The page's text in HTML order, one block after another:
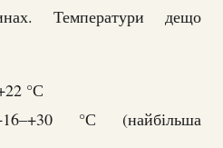
Температури дещо
°С
°С (найбільша